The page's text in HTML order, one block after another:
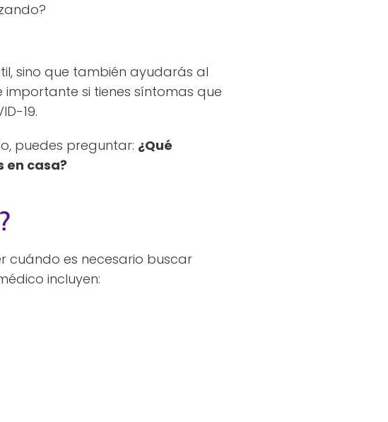
sino que también ayudarás al
si tienes síntomas que
19.
puedes preguntar: ¿Qué
en casa?
cuándo es necesario buscar
incluyen: